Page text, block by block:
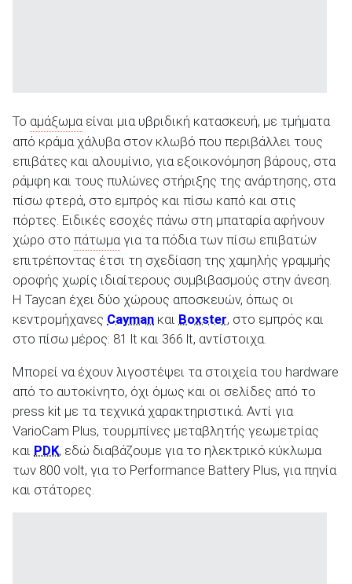
Το αμάξωμα είναι μια υβριδική κατασκευή, με τμήματα
από κράμα χάλυβα στον κλωβό που περιβάλλει τους
επιβάτες και αλουμίνιο, για εξοικονόμηση βάρους, στα
ράμφη και τους πυλώνες στήριξης της ανάρτησης, στα
πίσω φτερά, στο εμπρός και πίσω καπό και στις
πόρτες. Ειδικές εσοχές πάνω στη μπαταρία αφήνουν
χώρο στο πάτωμα για τα πόδια των πίσω επιβατών
επιτρέποντας έτσι τη σχεδίαση της χαμηλής γραμμής
οροφής χωρίς ιδιαίτερους συμβιβασμούς στην άνεση.
Η Taycan έχει δύο χώρους αποσκευών, όπως οι
κεντρομήχανες Cayman και Boxster, στο εμπρός και
στο πίσω μέρος: 81 lt και 366 lt, αντίστοιχα.
Μπορεί να έχουν λιγοστέψει τα στοιχεία του hardware
από το αυτοκίνητο, όχι όμως και οι σελίδες από το
press kit με τα τεχνικά χαρακτηριστικά. Αντί για
VarioCam Plus, τουρμπίνες μεταβλητής γεωμετρίας
και PDK, εδώ διαβάζουμε για το ηλεκτρικό κύκλωμα
των 800 volt, για το Performance Battery Plus, για πηνία
και στάτορες.